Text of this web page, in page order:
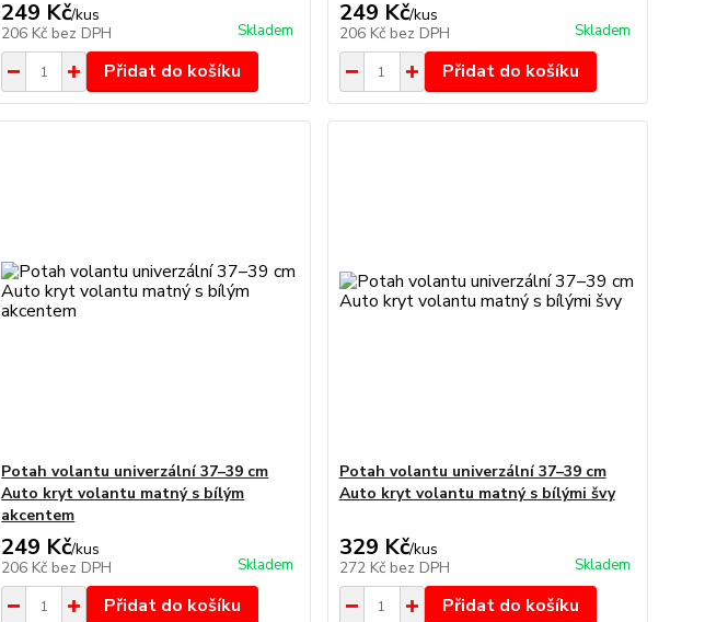
249 Kč/kus
206 Kč bez DPH Skladem
Přidat do košíku
249 Kč/kus
206 Kč bez DPH Skladem
Přidat do košíku
Potah volantu univerzální 37–39 cm
Auto kryt volantu matný s bílým
akcentem
249 Kč/kus
206 Kč bez DPH Skladem
Přidat do košíku
Potah volantu univerzální 37–39 cm
Auto kryt volantu matný s bílými švy
329 Kč/kus
272 Kč bez DPH Skladem
Přidat do košíku